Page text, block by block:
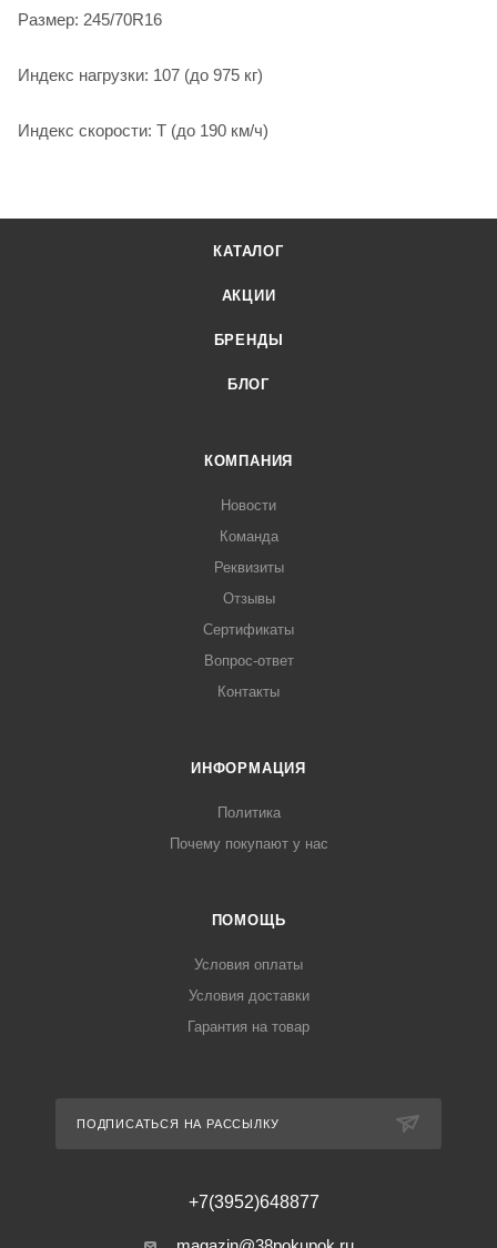
Размер: 245/70R16
Индекс нагрузки: 107 (до 975 кг)
Индекс скорости: T (до 190 км/ч)
КАТАЛОГ
АКЦИИ
БРЕНДЫ
БЛОГ
КОМПАНИЯ
Новости
Команда
Реквизиты
Отзывы
Сертификаты
Вопрос-ответ
Контакты
ИНФОРМАЦИЯ
Политика
Почему покупают у нас
ПОМОЩЬ
Условия оплаты
Условия доставки
Гарантия на товар
ПОДПИСАТЬСЯ НА РАССЫЛКУ
+7(3952)648877